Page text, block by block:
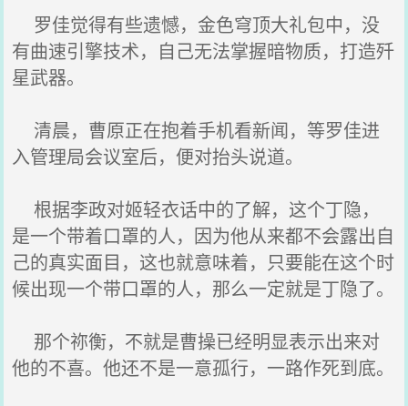
罗佳觉得有些遗憾，金色穹顶大礼包中，没
有曲速引擎技术，自己无法掌握暗物质，打造歼
星武器。
清晨，曹原正在抱着手机看新闻，等罗佳进
入管理局会议室后，便对抬头说道。
根据李政对姬轻衣话中的了解，这个丁隐，
是一个带着口罩的人，因为他从来都不会露出自
己的真实面目，这也就意味着，只要能在这个时
候出现一个带口罩的人，那么一定就是丁隐了。
那个祢衡，不就是曹操已经明显表示出来对
他的不喜。他还不是一意孤行，一路作死到底。